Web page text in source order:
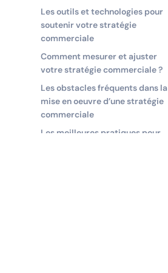
Les outils et technologies pour
soutenir votre stratégie
commerciale
Comment mesurer et ajuster
votre stratégie commerciale ?
Les obstacles fréquents dans la
mise en oeuvre d’une stratégie
commerciale
Les meilleures pratiques pour